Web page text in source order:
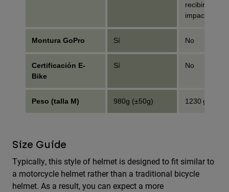
recibir un
impacto
Montura GoPro Sí No
Certificación E-
Bike
Sí No
Peso (talla M) 980g (±50g) 1230 g (±50
Size Guide
Typically, this style of helmet is designed to fit similar to
a motorcycle helmet rather than a traditional bicycle
helmet. As a result, you can expect a more